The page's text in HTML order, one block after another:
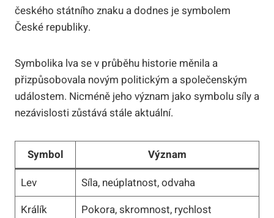
českého státního znaku a dodnes je symbolem
České republiky.
Symbolika lva se v průběhu historie měnila a
přizpůsobovala novým politickým a společenským
událostem. Nicméně jeho význam jako symbolu síly a
nezávislosti zůstává stále aktuální.
Symbol
Význam
Lev
Síla, neúplatnost, odvaha
Králík
Pokora, skromnost, rychlost